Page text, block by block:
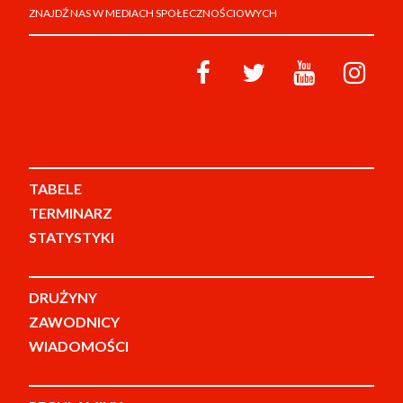
ZNAJDŹ NAS W MEDIACH SPOŁECZNOŚCIOWYCH
TABELE
TERMINARZ
STATYSTYKI
DRUŻYNY
ZAWODNICY
WIADOMOŚCI